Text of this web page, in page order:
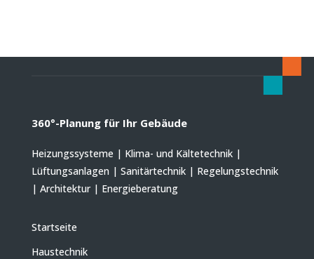
360°-Planung für Ihr Gebäude
Heizungssysteme | Klima- und Kältetechnik |
Lüftungsanlagen | Sanitärtechnik | Regelungstechnik
| Architektur | Energieberatung
Startseite
Haustechnik